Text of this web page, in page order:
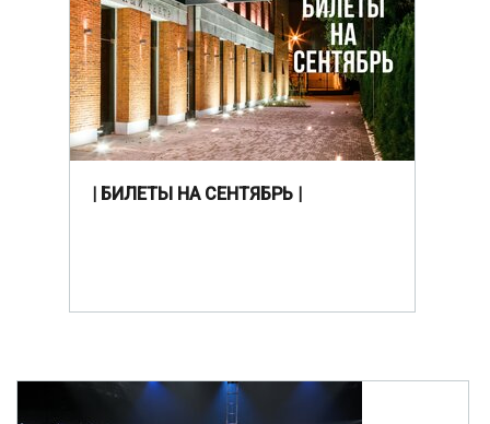
| БИЛЕТЫ НА СЕНТЯБРЬ |